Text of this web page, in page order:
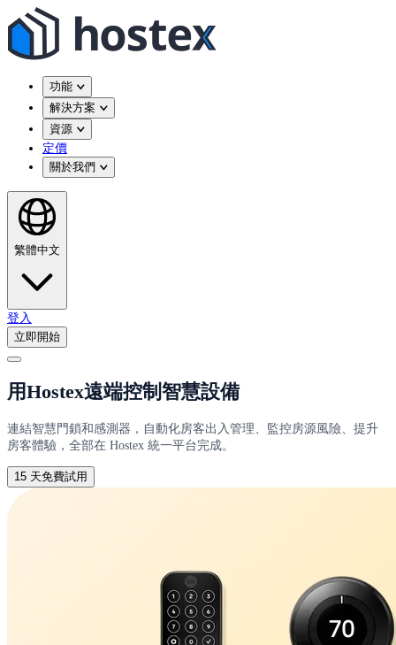
功能
解決方案
資源
定價
關於我們
繁體中文
登入
立即開始
用Hostex遠端控制智慧設備
連結智慧門鎖和感測器，自動化房客出入管理、監控房源風險、提升
房客體驗，全部在 Hostex 統一平台完成。
15 天免費試用